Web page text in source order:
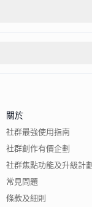
關於
社群最強使用指南
社群創作有價企劃
社群焦點功能及升級計
常見問題
條款及細則